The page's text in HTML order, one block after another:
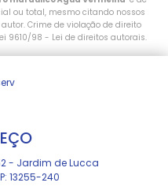
ou total, mesmo citando nossos
Crime de violação de direito
9610/98 - Lei de direitos autorais.
- Jardim de Lucca
13255-240